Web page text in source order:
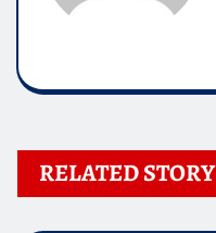
RELATED STORY